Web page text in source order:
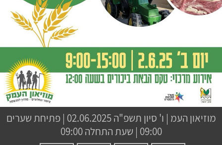
מוזיאון העמ | ו' סיון תשפ"ה
02.06.2025 | פתיחת שערים
09:00 | שעת התחלה 09:00